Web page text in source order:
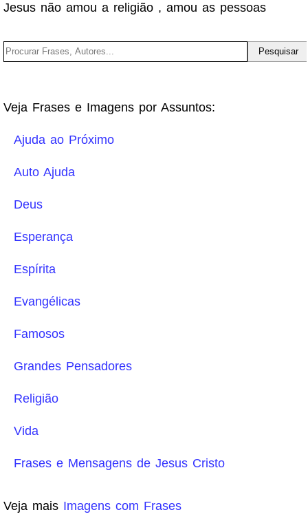
Jesus não amou a religião , amou as pessoas
Veja Frases e Imagens por Assuntos:
Ajuda ao Próximo
Auto Ajuda
Deus
Esperança
Espírita
Evangélicas
Famosos
Grandes Pensadores
Religião
Vida
Frases e Mensagens de Jesus Cristo
Veja mais Imagens com Frases